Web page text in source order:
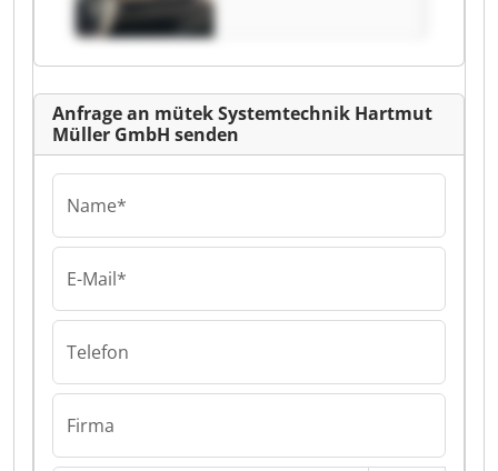
GmbH
Anfrage an mütek Systemtechnik Hartmut
Müller GmbH senden
Name*
E-Mail*
Telefon
Firma